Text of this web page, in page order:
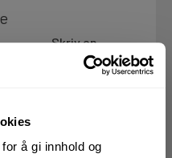
å gi innhold og
Skriv en
anmeldelse